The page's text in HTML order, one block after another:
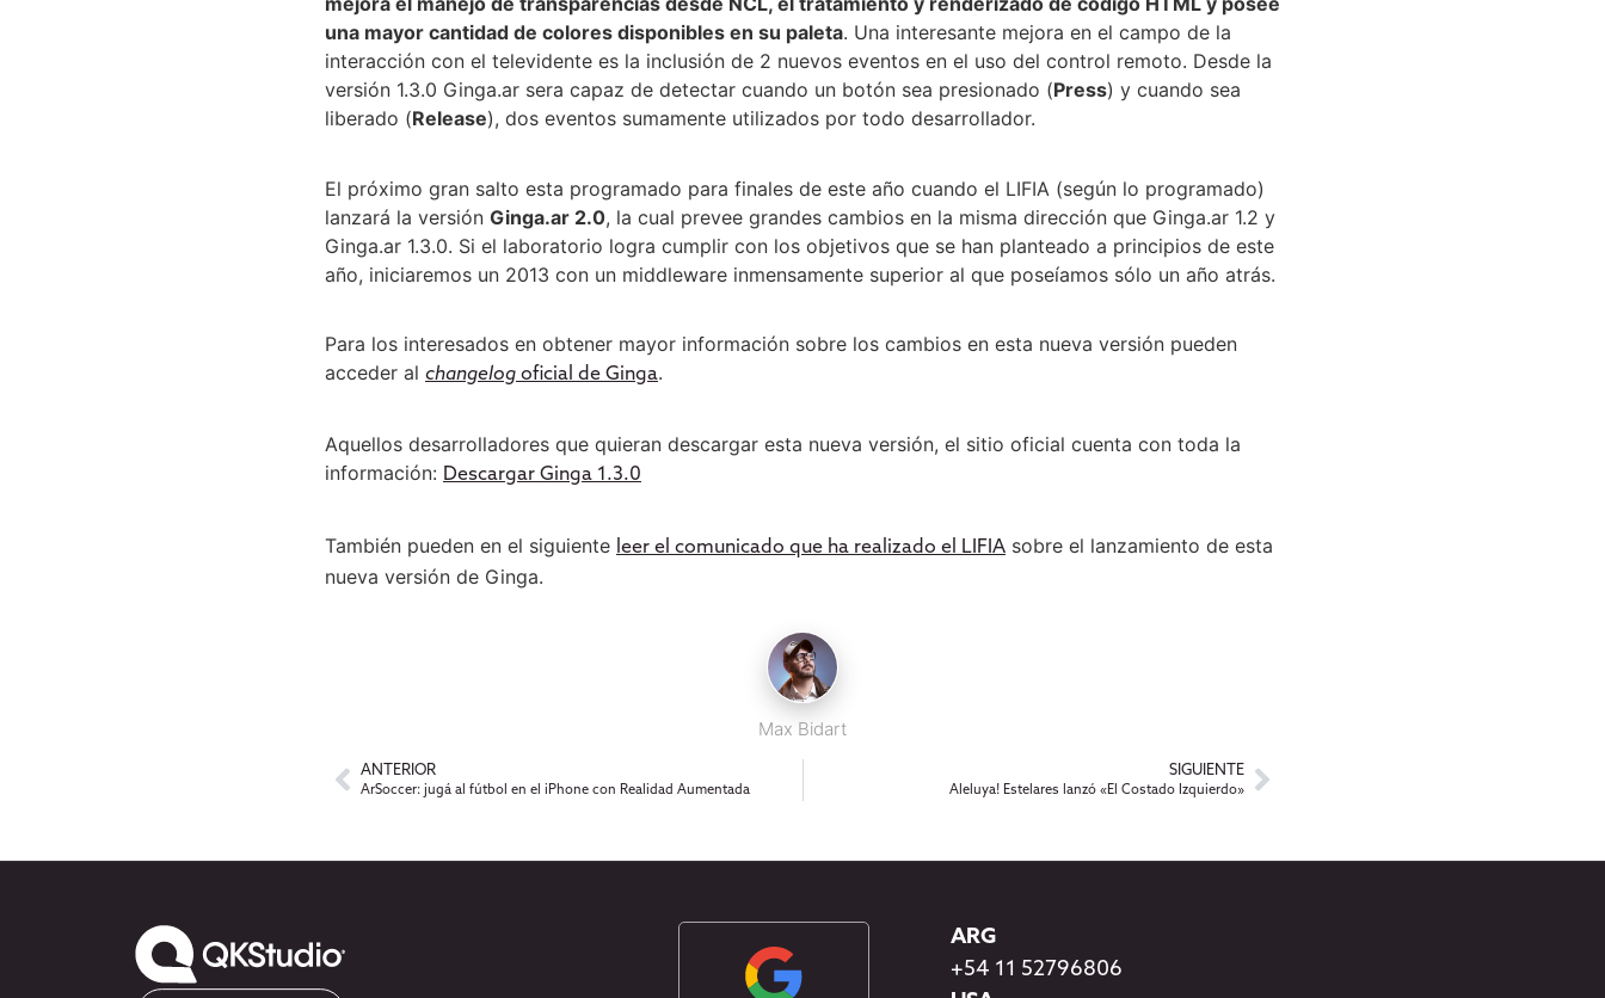
una mayor cantidad de colores disponibles en su paleta. Una interesante mejora en el campo de la
interacción con el televidente es la inclusión de 2 nuevos eventos en el uso del control remoto. Desde la
versión 1.3.0 Ginga.ar sera capaz de detectar cuando un botón sea presionado (Press) y cuando sea
liberado (Release), dos eventos sumamente utilizados por todo desarrollador.
El próximo gran salto esta programado para finales de este año cuando el LIFIA (según lo programado)
lanzará la versión Ginga.ar 2.0, la cual prevee grandes cambios en la misma dirección que Ginga.ar 1.2 y
Ginga.ar 1.3.0. Si el laboratorio logra cumplir con los objetivos que se han planteado a principios de este
año, iniciaremos un 2013 con un middleware inmensamente superior al que poseíamos sólo un año atrás.
Para los interesados en obtener mayor información sobre los cambios en esta nueva versión pueden
acceder al changelog oficial de Ginga.
Aquellos desarrolladores que quieran descargar esta nueva versión, el sitio oficial cuenta con toda la
información: Descargar Ginga 1.3.0
También pueden en el siguiente leer el comunicado que ha realizado el LIFIA sobre el lanzamiento de esta
nueva versión de Ginga.
Max Bidart
ANTERIOR
ArSoccer: jugá al fútbol en el iPhone con Realidad Aumentada
SIGUIENTE
Aleluya! Estelares lanzó «El Costado Izquierdo»
ARG
+54 11 52796806